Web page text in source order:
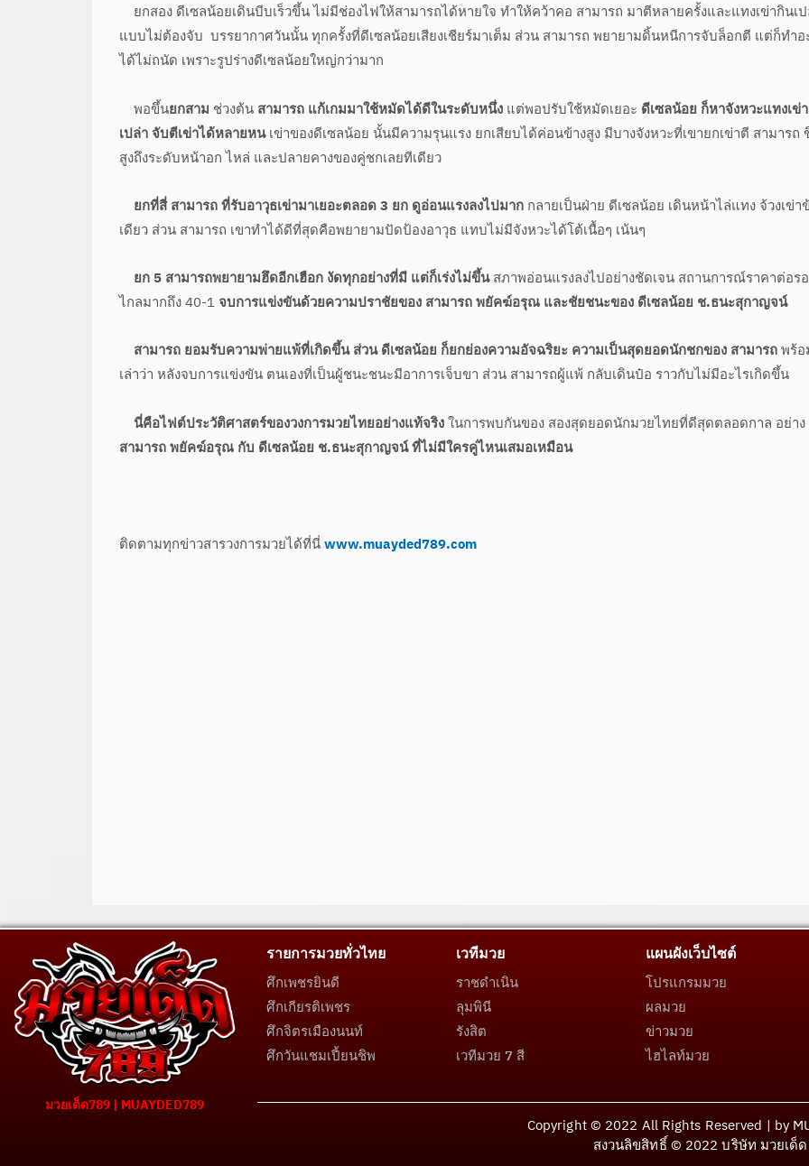
ยกสอง ดีเซลน้อยเดินบีบเร็วขึ้น ไม่มีช่องไฟให้สามารถได้หายใจ ทำให้คว้าคอ สามารถ มาตีหลายครั้งและแทงเข่ากินเ
แบบไม่ต้องจับ บรรยากาศวันนั้น ทุกครั้งที่ดีเซลน้อยเสียงเชียร์มาเต็ม ส่วน สามารถ พยายามดิ้นหนีการจับล็อกตี แต่ก็ทำอ
ได้ไม่ถนัด เพราะรูปร่างดีเซลน้อยใหญ่กว่ามาก
พอขึ้นยกสาม ช่วงต้น สามารถ แก้เกมมาใช้หมัดได้ดีในระดับหนึ่ง แต่พอปรับใช้หมัดเยอะ ดีเซลน้อย ก็หาจังหวะแทงเข่
เปล่า จับตีเข่าได้หลายหนเข่าของดีเซลน้อย นั้นมีความรุนแรง ยกเสียบได้ค่อนข้างสูง มีบางจังหวะที่เขายกเข่าตี สามารถ
สูงถึงระดับหน้าอก ไหล่ และปลายคางของคู่ชกเลยทีเดียว
ยกที่สี่ สามารถ ที่รับอาวุธเข่ามาเยอะตลอด 3 ยก ดูอ่อนแรงลงไปมาก กลายเป็นฝ่าย ดีเซลน้อย เดินหน้าไล่แทง จ้วงเข่า
เดียว ส่วน สามารถ เขาทำได้ดีที่สุดคือพยายามปัดป้องอาวุธ แทบไม่มีจังหวะได้โต้เนื้อๆ เน้นๆ
ยก 5 สามารถพยายามฮึดอีกเฮือก งัดทุกอย่างที่มี แต่ก็เร่งไม่ขึ้นสภาพอ่อนแรงลงไปอย่างชัดเจน สถานการณ์ราคาต่อร
ไกลมากถึง 40-1จบการแข่งขันด้วยความปราชัยของ สามารถ พยัคฆ์อรุณ และชัยชนะของ ดีเซลน้อย ช.ธนะสุกาญจน์
สามารถ ยอมรับความพ่ายแพ้ที่เกิดขึ้น ส่วน ดีเซลน้อย ก็ยกย่องความอัจฉริยะ ความเป็นสุดยอดนักชกของ สามารถพร้
เล่าว่า หลังจบการแข่งขัน ตนเองที่เป็นผู้ชนะชนะมีอาการเจ็บขา ส่วน สามารถผู้แพ้ กลับเดินป๋อ ราวกับไม่มีอะไรเกิดขึ้น
นี่คือไฟต์ประวัติศาสตร์ของวงการมวยไทยอย่างแท้จริงในการพบกันของ สองสุดยอดนักมวยไทยที่ดีสุดตลอดกาล อย่าง
สามารถ พยัคฆ์อรุณ กับ ดีเซลน้อย ช.ธนะสุกาญจน์ ที่ไม่มีใครคู่ไหนเสมอเหมือน
ติดตามทุกข่าวสารวงการมวยได้ที่นี่www.muayded789.com
มวยเด็ด789 | MUAYDED789
รายการมวยทั่วไทย
ศึกเพชรยินดี
ศึกเกียรติเพชร
ศึกจิตรเมืองนนท์
ศึกวันแชมเปี้ยนชิพ
เวทีมวย
ราชดำเนิน
ลุมพินี
รังสิต
เวทีมวย 7 สี
แผนผังเว็บไซต์
โปรแกรมมวย
ผลมวย
ข่าวมวย
ไฮไลท์มวย
Copyright © 2022 All Rights Reserved | by
สงวนลิขสิทธิ์ © 2022 บริษัท มวยเด็